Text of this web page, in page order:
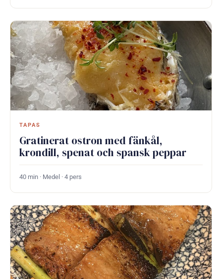
TAPAS
Gratinerat ostron med fänkål,
krondill, spenat och spansk peppar
40 min · Medel · 4 pers